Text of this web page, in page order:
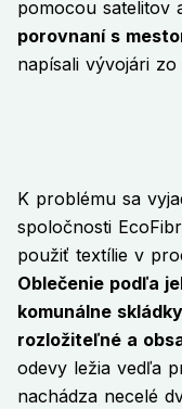
pomocou satelitov
porovnaní s
napísali vývojári zo
K problému sa
spoločnosti
použiť textílie v
Oblečenie podľa
komunálne
rozložiteľné a
odevy ležia vedľa
nachádza necelé